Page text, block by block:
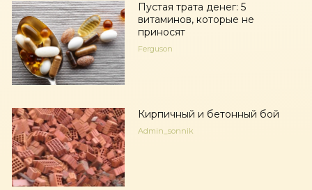
Пустая трата денег: 5
витаминов, которые не
приносят
Ferguson
Кирпичный и бетонный бой
Admin_sonnik